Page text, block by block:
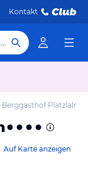
Kontakt
Hotel, Reiseziel
Berggasthof Platzlalm
Auf Karte anzeigen